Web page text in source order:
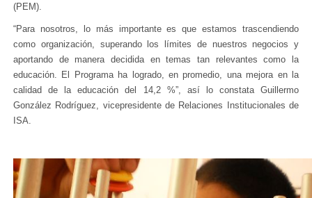
(PEM).
“Para nosotros, lo más importante es que estamos trascendiendo
como organización, superando los límites de nuestros negocios y
aportando de manera decidida en temas tan relevantes como la
educación. El Programa ha logrado, en promedio, una mejora en la
calidad de la educación del 14,2 %”, así lo constata Guillermo
González Rodríguez, vicepresidente de Relaciones Institucionales de
ISA.